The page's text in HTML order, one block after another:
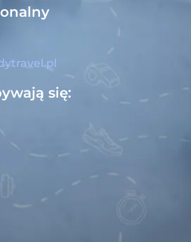
się: